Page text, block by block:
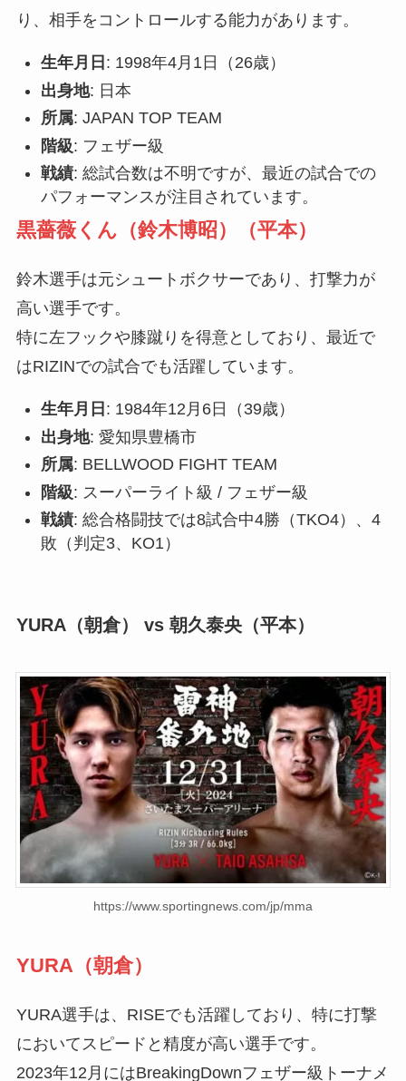
り、相手をコントロールする能力があります。
生年月日 : 1998年4月1日（26歳）
出身地: 日本
所属: JAPAN TOP TEAM
階級: フェザー級
戦績: 総試合数は不明ですが、最近の試合での
パフォーマンスが注目されています。
黒薔薇くん（鈴木博昭）（平本）
鈴木選手は元シュートボクサーであり、打撃力が
高い選手です。
特に左フックや膝蹴りを得意としており、最近で
はRIZINでの試合でも活躍しています。
生年月日 : 1984年12月6日（39歳）
出身地: 愛知県豊橋市
所属: BELLWOOD FIGHT TEAM
階級: スーパーライト級 / フェザー級
戦績: 総合格闘技では8試合中4勝（TKO4）、4
敗（判定3、KO1）
YURA（朝倉） vs 朝久泰央（平本）
https://www.sportingnews.com/jp/mma
YURA（朝倉）
YURA選手は、RISEでも活躍しており、特に打撃
においてスピードと精度が高い選手です。
2023年12月にはBreakingDownフェザー級トーナメ